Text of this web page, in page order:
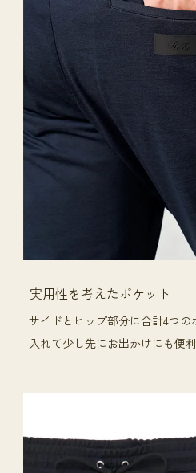
実用性を考えたポケット
サイドとヒップ部分に合計4つ
入れて少し先にお出かけにも便利